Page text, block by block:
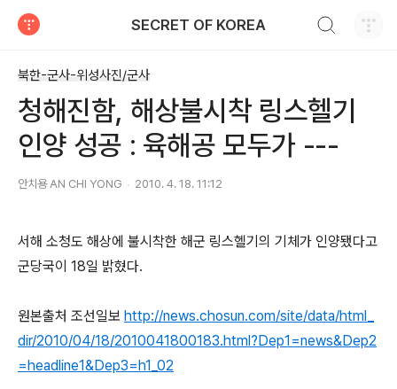
SECRET OF KOREA
북한-군사-위성사진/군사
청해진함, 해상불시착 링스헬기
인양 성공 : 육해공 모두가 ---
안치용 AN CHI YONG 2010. 4. 18. 11:12
서해 소청도 해상에 불시착한 해군 링스헬기의 기체가 인양됐다고
군당국이 18일 밝혔다.
원본출처 조선일보 http://news.chosun.com/site/data/html_
dir/2010/04/18/2010041800183.html?Dep1=news&Dep2
=headline1&Dep3=h1_02